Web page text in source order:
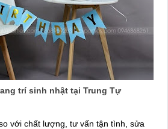
trí sinh nhật tại Trung Tự
với chất lượng, tư vấn tận tình, sửa